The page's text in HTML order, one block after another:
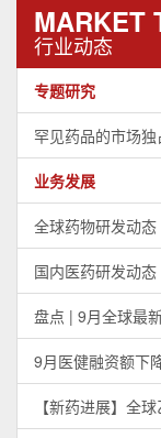
MARKET
行业动态
专题研究
罕见药品的市场
业务发展
全球药物研发动态
国内医药研发动态
盘点 | 9月全球最
9月医健融资额下
【新药进展】全